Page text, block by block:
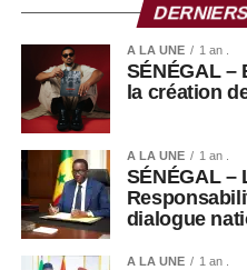
A LA UNE 1 an .
SÉNÉGAL –
la création
A LA UNE 1 an .
SÉNÉGAL –
dialogue
A LA UNE 1 an .